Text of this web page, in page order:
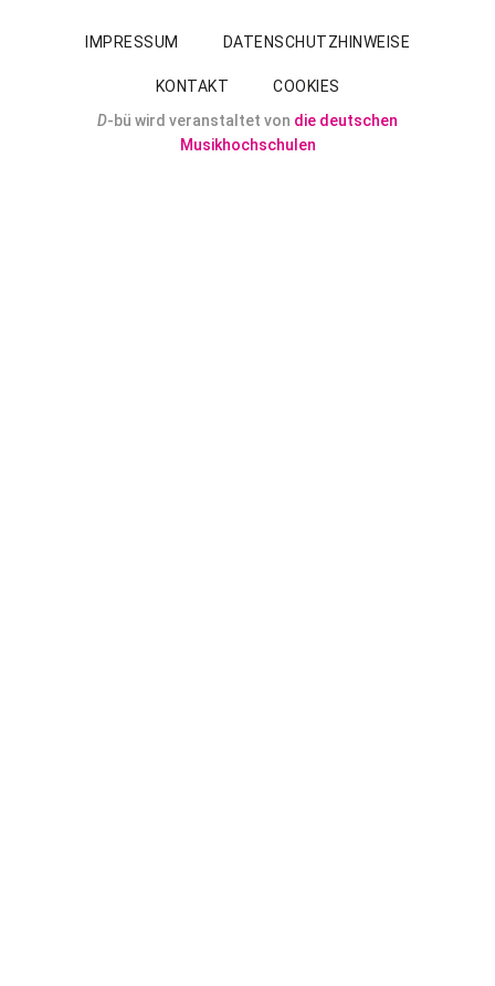
IMPRESSUM DATENSCHUTZHINWEISE
KONTAKT
COOKIES
D-bü wird veranstaltet von die deutschen
Musikhochschulen